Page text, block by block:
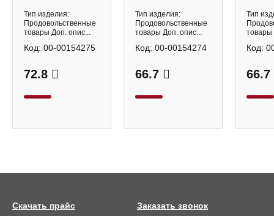
Тип изделия:
Продовольственные
товары Доп. опис...
72.8
Код: 00-00154275
Тип изделия:
Продовольственные
товары Доп. опис...
66.7
Код: 00-00154274
Тип
товары
66.7
Код:
Заказать звонок
Скачать прайс